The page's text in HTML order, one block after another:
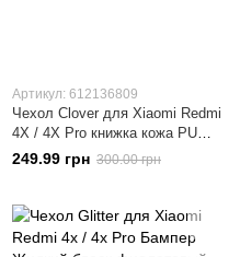
Артикул: 612136809
Чехол Clover для Xiaomi Redmi
4X / 4X Pro книжка кожа PU
женский Purple
249.99 грн 300.00 грн